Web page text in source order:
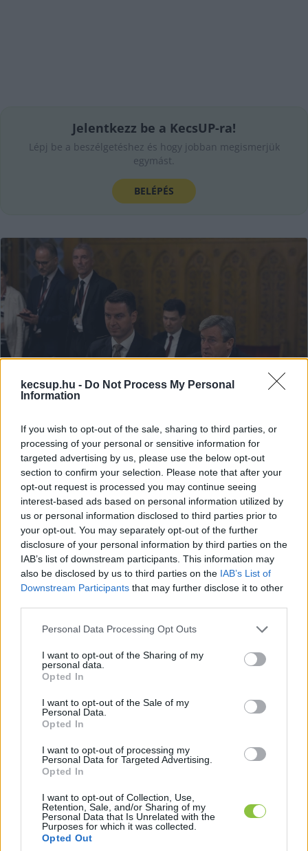
kecsup.hu - Do Not Process My Personal
Information
If you wish to opt-out of the sale, sharing to third parties, or
processing of your personal or sensitive information for
targeted advertising by us, please use the below opt-out
section to confirm your selection. Please note that after your
opt-out request is processed you may continue seeing
interest-based ads based on personal information utilized by
us or personal information disclosed to third parties prior to
your opt-out. You may separately opt-out of the further
disclosure of your personal information by third parties on the
IAB’s list of downstream participants. This information may
also be disclosed by us to third parties on the IAB’s List of
Downstream Participants that may further disclose it to other
Please note that this website/app uses one or more Google
not limited to your visit or usage behaviour. You may click to
grant or deny consent to Google and its third-party tags to
use your data for below specified purposes in below Google
consent section.
Personal Data Processing Opt Outs
I want to opt-out of the Sharing of my
personal data.
Opted In
I want to opt-out of the Sale of my
Personal Data.
Opted In
I want to opt-out of processing my
Personal Data for Targeted Advertising.
Opted In
I want to opt-out of Collection, Use,
Retention, Sale, and/or Sharing of my
Personal Data that Is Unrelated with the
Purposes for which it was collected.
Opted Out
Jelentkezz be a KecsUP-ra!
Lépj be a beszélgetéshez és hogy jobban megismerjük
egymást.
BELÉPÉS
Csőszi Attila bizottsága
meghallgatta Kapitány István
leendő új gazdasági és energetikai
minisztert
Hétfő reggel 8 óra óta zajlik a leendő Magyar-kormány
miniszterjelöltjeinek a meghallgatása, köztük Kapitány
Istváné is, akit a kecskeméti Csőszi Attila
Lapszemle 2026. 05. 11.